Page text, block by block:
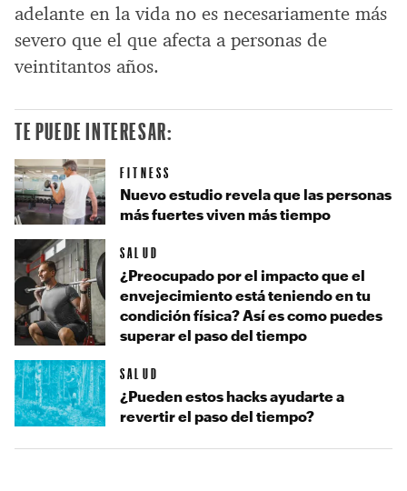
adelante en la vida no es necesariamente más
severo que el que afecta a personas de
veintitantos años.
TE PUEDE INTERESAR:
FITNESS
Nuevo estudio revela que las personas
más fuertes viven más tiempo
SALUD
¿Preocupado por el impacto que el
envejecimiento está teniendo en tu
condición física? Así es como puedes
superar el paso del tiempo
SALUD
¿Pueden estos hacks ayudarte a
revertir el paso del tiempo?